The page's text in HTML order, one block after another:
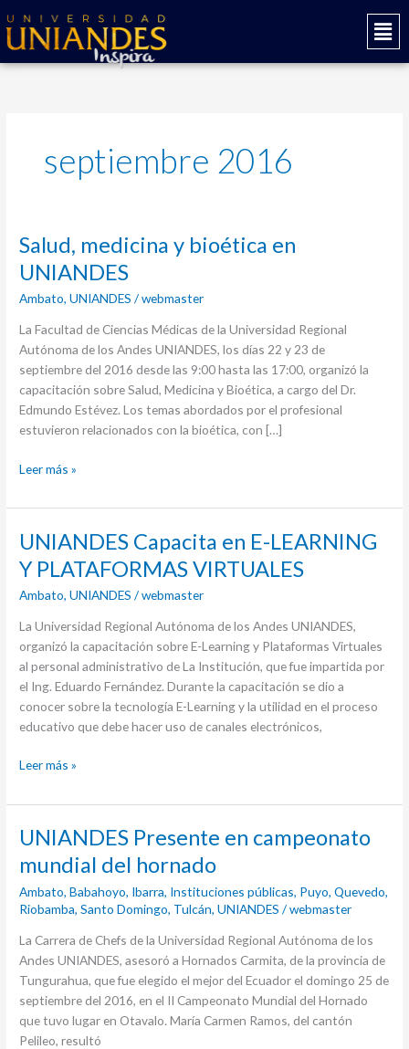
al
contenido
Main
septiembre 2016
Salud, medicina y bioética en
UNIANDES
Ambato,UNIANDES /webmaster
La Facultad de Ciencias Médicas de la Universidad Regional
Autónoma de los Andes UNIANDES, los días 22 y 23 de
septiembre del 2016 desde las 9:00 hasta las 17:00, organizó la
capacitación sobre Salud, Medicina y Bioética, a cargo del Dr.
Edmundo Estévez. Los temas abordados por el profesional
estuvieron relacionados con la bioética, con […]
Salud,
y
bioética
Leer más »
UNIANDES Capacita en E-LEARNING
Y PLATAFORMAS VIRTUALES
Ambato,UNIANDES /webmaster
La Universidad Regional Autónoma de los Andes UNIANDES,
organizó la capacitación sobre E-Learning y Plataformas Virtuales
al personal administrativo de La Institución, que fue impartida por
el Ing. Eduardo Fernández. Durante la capacitación se dio a
conocer sobre la tecnología E-Learning y la utilidad en el proceso
educativo que debe hacer uso de canales electrónicos,
UNIANDES
en
E-
PLATAFORMAS
VIRTUALES
Leer más »
UNIANDES Presente en campeonato
mundial del hornado
Ambato,Babahoyo, Ibarra, Instituciones públicas, Puyo,Quevedo,
Riobamba,Santo Domingo, Tulcán,UNIANDES /webmaster
La Carrera de Chefs de la Universidad Regional Autónoma de los
Andes UNIANDES, asesoró a Hornados Carmita, de la provincia de
Tungurahua, que fue elegido el mejor del Ecuador el domingo 25 de
septiembre del 2016, en el II Campeonato Mundial del Hornado
que tuvo lugar en Otavalo. María Carmen Ramos, del cantón
Pelileo, resultó
UNIANDES
en
campeonato
mundial
del
hornado